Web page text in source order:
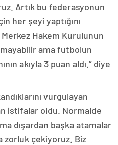
Artık bu federasyonun
her şeyi yaptığını
Hakem Kurulunun
ama futbolun
akıyla 3 puan aldı.” diye
vurgulayan
istifalar oldu. Normalde
dışardan başka atamalar
zorluk çekiyoruz. Biz